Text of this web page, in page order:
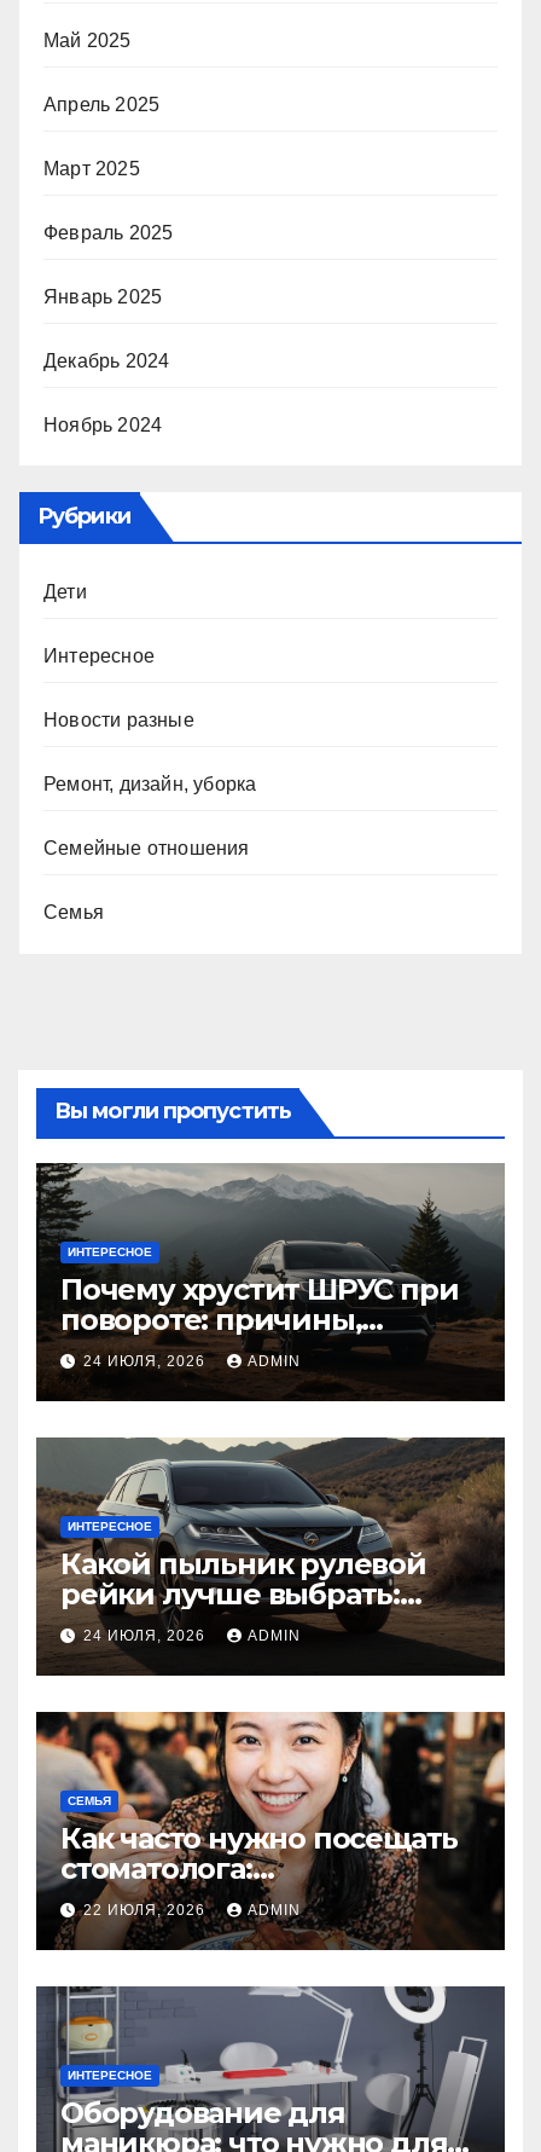
Май 2025
Апрель 2025
Март 2025
Февраль 2025
Январь 2025
Декабрь 2024
Ноябрь 2024
Рубрики
Дети
Интересное
Новости разные
Ремонт, дизайн, уборка
Семейные отношения
Семья
Вы могли пропустить
ИНТЕРЕСНОЕ
Почему хрустит ШРУС при
повороте: причины,
диагностика
24 ИЮЛЯ, 2026 ADMIN
ИНТЕРЕСНОЕ
Какой пыльник рулевой
рейки лучше выбрать:
оригинальный или аналог,
резина или полиуретан
24 ИЮЛЯ, 2026 ADMIN
СЕМЬЯ
Как часто нужно посещать
стоматолога:
рекомендации для
здоровья зубов
22 ИЮЛЯ, 2026 ADMIN
ИНТЕРЕСНОЕ
Оборудование для
маникюра: что нужно для